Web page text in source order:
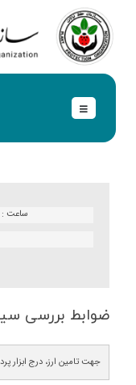
ساعت :
ضوابط بررسی
جهت تامین ارز، درج ابزار